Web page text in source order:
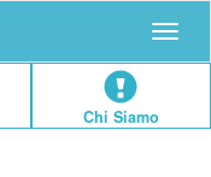
Chi Siamo